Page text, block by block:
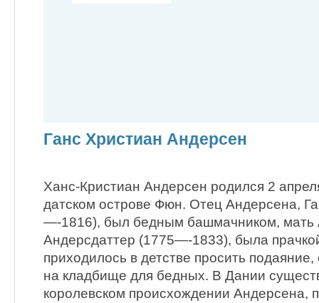
Ганс Христиан Андерсен
Ханс-Кристиан Андерсен родился 2
датском острове Фюн. Отец Андерсена,
—-1816), был бедным башмачником,
Андерсдаттер (1775—-1833), была
приходилось в детстве просить
на кладбище для бедных. В Дании
королевском происхождении Андерсена,